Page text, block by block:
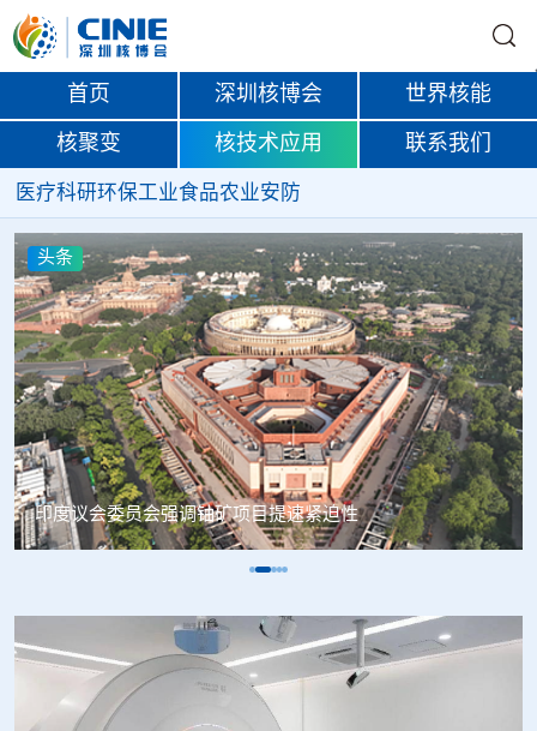
首页 深圳核博会 世界核能
核聚变 核技术应用 联系我们
医疗科研环保工业食品农业安防
头条
中核辐智正式设立 中国同辐持股90%打通核医疗全产业链